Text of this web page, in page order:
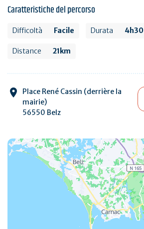
Caratteristiche del percorso
Difficoltà Facile Durata 4h30
Distance 21km
Place René Cassin (derrière la
mairie)
56550 Belz